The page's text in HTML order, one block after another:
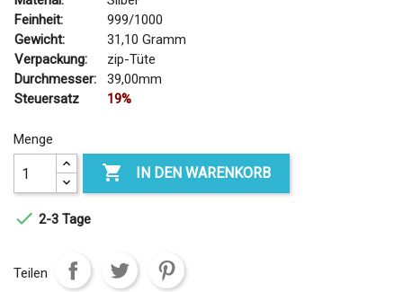
Feinheit:
999/1000
Gewicht:
31,10 Gramm
Verpackung:
zip-Tüte
Durchmesser:
39,00mm
Steuersatz
19%
Menge
 IN DEN WARENKORB
 2-3 Tage
Teilen